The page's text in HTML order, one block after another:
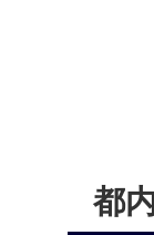
都